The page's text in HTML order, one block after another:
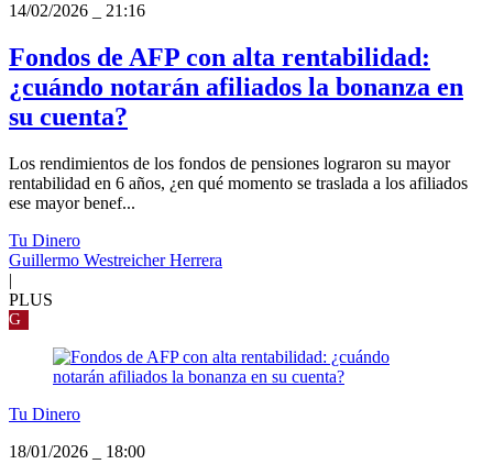
14/02/2026 21:16
Fondos de AFP con alta rentabilidad:
¿cuándo notarán afiliados la bonanza en
su cuenta?
Los rendimientos de los fondos de pensiones lograron su mayor
rentabilidad en 6 años, ¿en qué momento se traslada a los afiliados
ese mayor benef...
Tu Dinero
Guillermo Westreicher Herrera
|
PLUS
G
Tu Dinero
18/01/2026
18:00